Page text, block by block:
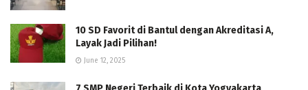
10 SD Favorit di Bantul dengan Akreditasi A,
Layak Jadi Pilihan!
June 12, 2025